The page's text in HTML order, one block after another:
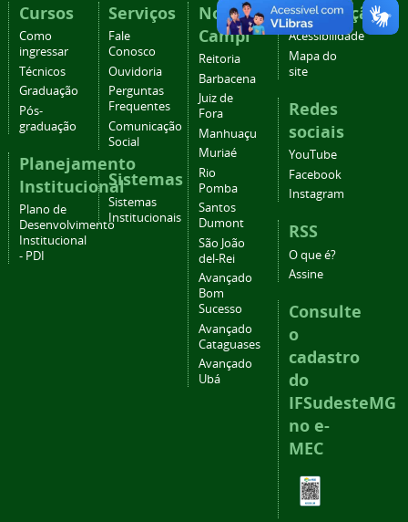
Cursos
Como
ingressar
Técnicos
Graduação
Pós-
graduação
Planejamento
Institucional
Plano de
Desenvolvimento
Institucional
- PDI
Serviços
Fale
Conosco
Ouvidoria
Perguntas
Frequentes
Comunicação
Social
Sistemas
Sistemas
Institucionais
Nossos
Campi
Reitoria
Barbacena
Juiz de
Fora
Manhuaçu
Muriaé
Rio
Pomba
Santos
Dumont
São João
del-Rei
Avançado
Bom
Sucesso
Avançado
Cataguases
Avançado
Ubá
Navegação
Acessibilidade
Mapa do
site
Redes
sociais
YouTube
Facebook
Instagram
RSS
O que é?
Assine
Consulte
o
cadastro
do
IFSudesteMG
no e-
MEC